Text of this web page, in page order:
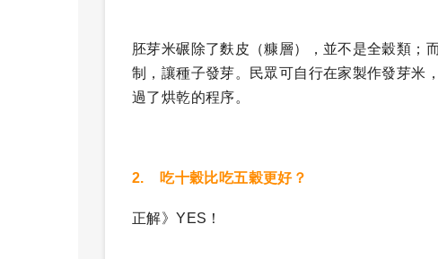
胚芽米碾除了麩皮（糠層），並不是全穀類；
制，讓種子發芽。民眾可自行在家製作發芽米
過了烘乾的程序。
2. 吃十穀比吃五穀更好？
正解》YES！